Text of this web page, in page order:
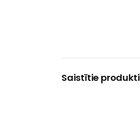
Saistītie produkti